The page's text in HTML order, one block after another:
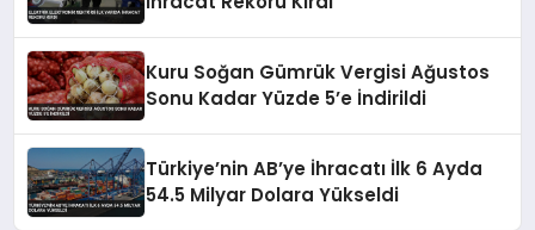
Kuru Soğan Gümrük Vergisi Ağustos
Sonu Kadar Yüzde 5’e İndirildi
Türkiye’nin AB’ye İhracatı İlk 6 Ayda
54.5 Milyar Dolara Yükseldi